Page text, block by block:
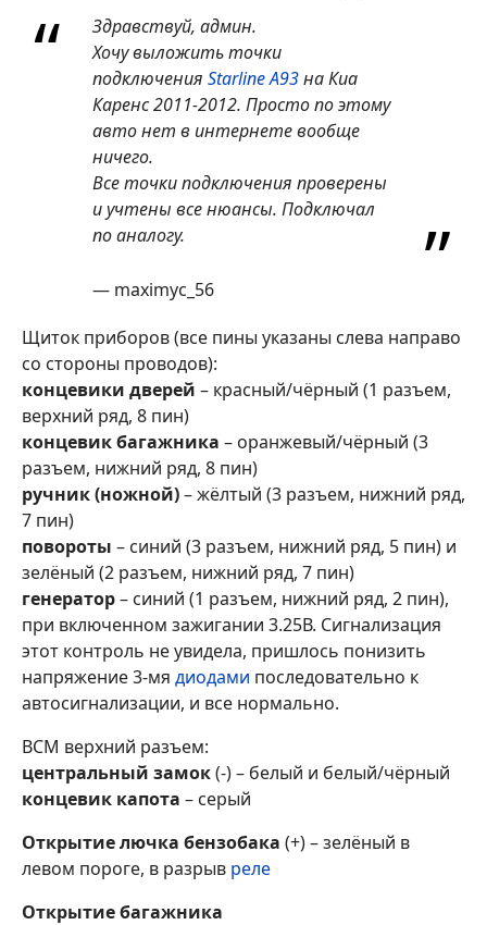
Здравствуй, админ.
Хочу выложить точки
подключения Starline A93на Киа
Каренс 2011-2012. Просто по этому
авто нет в интернете вообще
ничего.
Все точки подключения проверены
и учтены все нюансы. Подключал
по аналогу.
— maximyc_56
Щиток приборов (все пины указаны слева направо
со стороны проводов):
концевики дверей – красный/чёрный (1 разъем,
верхний ряд, 8 пин)
концевик багажника – оранжевый/чёрный (3
разъем, нижний ряд, 8 пин)
ручник (ножной)– жёлтый (3 разъем, нижний ряд,
7 пин)
повороты – синий (3 разъем, нижний ряд, 5 пин) и
зелёный (2 разъем, нижний ряд, 7 пин)
генератор– синий (1 разъем, нижний ряд, 2 пин),
при включенном зажигании 3.25В. Сигнализация
этот контроль не увидела, пришлось понизить
напряжение 3-мя диодами последовательно к
автосигнализации, и все нормально.
ВСМ верхний разъем:
центральный замок(-) – белый и белый/чёрный
концевик капота – серый
Открытие лючка бензобака (+) – зелёный в
левом пороге, в разрыв реле
Открытие багажника